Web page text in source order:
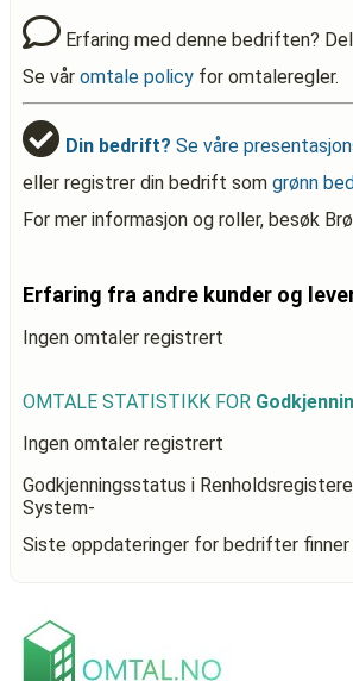
Erfaring med denne bedriften?
Se vår omtale policy for omtaleregler.
Din bedrift? Se våre
eller registrer din bedrift som grønn
For mer informasjon og roller, besøk
Erfaring fra andre kunder og
Ingen omtaler registrert
OMTALE STATISTIKK FOR
Ingen omtaler registrert
Godkjenningsstatus i
System-
Siste oppdateringer for bedrifter